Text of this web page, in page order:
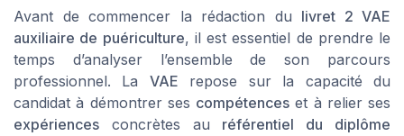
Avant de commencer la rédaction du livret 2 VAE
auxiliaire de puériculture, il est essentiel de prendre le
temps d’analyser l’ensemble de son parcours
professionnel. La VAE repose sur la capacité du
candidat à démontrer ses compétences et à relier ses
expériences concrètes au référentiel du diplôme